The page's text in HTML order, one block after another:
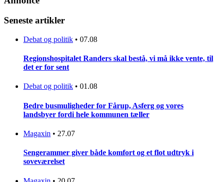
Seneste artikler
Debat og politik • 07.08
Regionshospitalet Randers skal bestå, vi må ikke vente, til
det er for sent
Debat og politik • 01.08
Bedre busmuligheder for Fårup, Asferg og vores
landsbyer fordi hele kommunen tæller
Magaxin • 27.07
Sengerammer giver både komfort og et flot udtryk i
soveværelset